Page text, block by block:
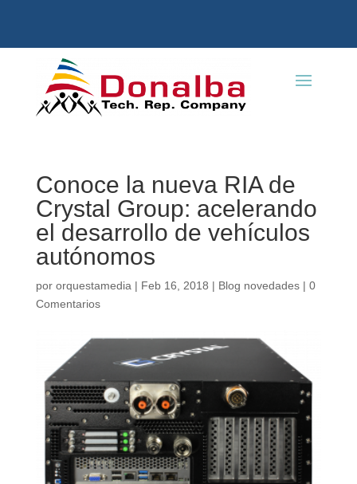
Conoce la nueva RIA de
Crystal Group: acelerando
el desarrollo de vehículos
autónomos
por orquestamedia | Feb 16, 2018 | Blog novedades| 0
Comentarios